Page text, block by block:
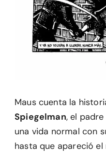
Maus cuenta la
Spiegelman, el
una vida normal con
hasta que apareció el